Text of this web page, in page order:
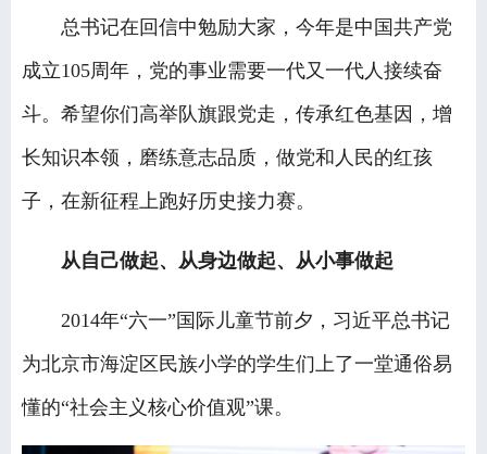
总书记在回信中勉励大家，今年是中国共产党
成立105周年，党的事业需要一代又一代人接续奋
斗。希望你们高举队旗跟党走，传承红色基因，增
长知识本领，磨练意志品质，做党和人民的红孩
子，在新征程上跑好历史接力赛。
从自己做起、从身边做起、从小事做起
2014年“六一”国际儿童节前夕，习近平总书记
为北京市海淀区民族小学的学生们上了一堂通俗易
懂的“社会主义核心价值观”课。